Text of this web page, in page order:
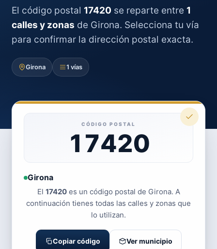
El código postal 17420 se reparte entre 1
calles y zonas de Girona. Selecciona tu vía
para confirmar la dirección postal exacta.
Girona 1 vías
CÓDIGO POSTAL
17420
Girona
El 17420es un código postal de Girona. A
continuación tienes todas las calles y zonas que
lo utilizan.
Copiar código Ver municipio